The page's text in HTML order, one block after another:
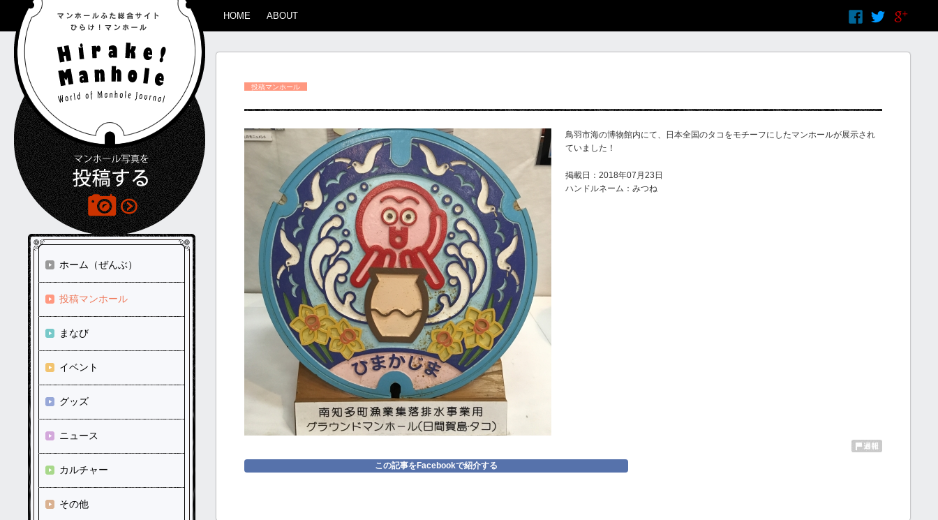
HOME ABOUT
ホーム（ぜんぶ）
投稿マンホール
まなび
イベント
グッズ
ニュース
カルチャー
その他
投稿マンホール
鳥羽市海の博物館内にて、日本全国のタコをモチーフにしたマンホールが展示され
ていました！
掲載日：2018年07月23日
ハンドルネーム：みつね
この記事をFacebookで紹介する